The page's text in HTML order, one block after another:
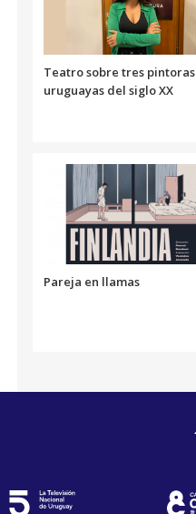
Teatro sobre tres pintoras
uruguayas del siglo XX
Pareja en llamas